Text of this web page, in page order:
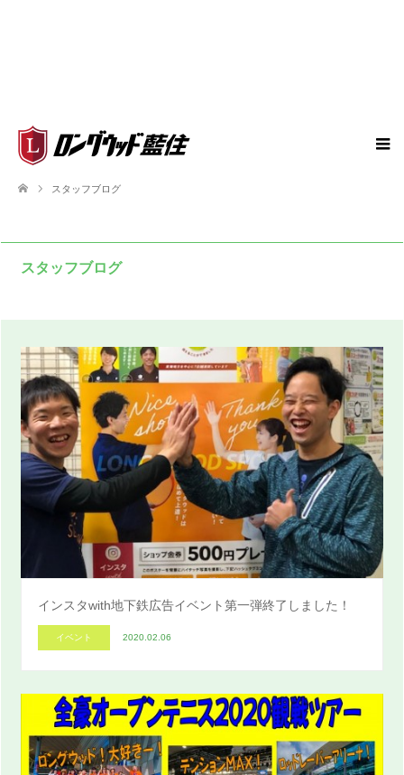
スタッフブログ
スタッフブログ
インスタwith地下鉄広告イベント第一弾終了しました！
イベント 2020.02.06